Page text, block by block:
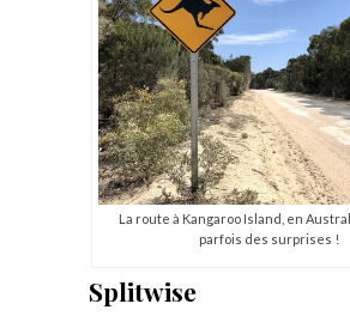
La route à Kangaroo Island, en
parfois des surprises !
Splitwise